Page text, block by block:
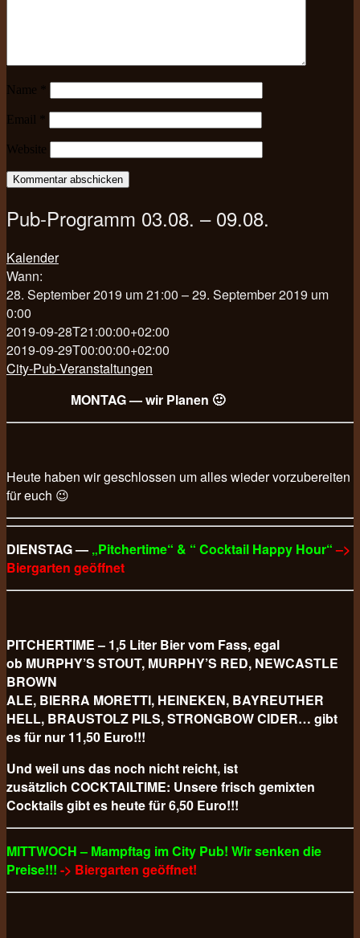
Name
Email
Website
Pub-Programm 03.08. – 09.08.
Kalender
Wann:
28. September 2019 um 21:00 – 29. September 2019 um
0:00
2019-09-28T21:00:00+02:00
2019-09-29T00:00:00+02:00
City-Pub-Veranstaltungen
MONTAG — wir Planen 🙂
Heute haben wir geschlossen um alles wieder vorzubereiten
für euch 😉
DIENSTAG — „Pitchertime“ & “ Cocktail Happy Hour“–>
Biergarten geöffnet
PITCHERTIME – 1,5 Liter Bier vom Fass, egal
ob MURPHY’S STOUT, MURPHY’S RED, NEWCASTLE
BROWN
ALE, BIERRA MORETTI, HEINEKEN, BAYREUTHER
HELL, BRAUSTOLZ PILS, STRONGBOW CIDER… gibt
es für nur 11,50 Euro!!!
Und weil uns das noch nicht reicht, ist
zusätzlich COCKTAILTIME: Unsere frisch gemixten
Cocktails gibt es heute für 6,50 Euro!!!
MITTWOCH – Mampftag im City Pub! Wir senken die
Preise!!! -> Biergarten geöffnet!